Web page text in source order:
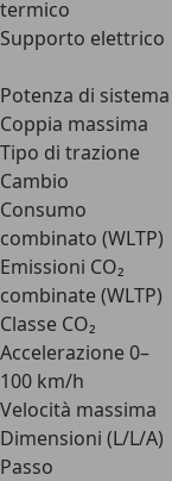
termico
Supporto elettrico
Potenza di sistema
Coppia massima
Tipo di trazione
Cambio
Consumo
combinato (WLTP)
Emissioni CO₂
combinate (WLTP)
Classe CO₂
Accelerazione 0–
100 km/h
Velocità massima
Dimensioni (L/L/A)
Passo